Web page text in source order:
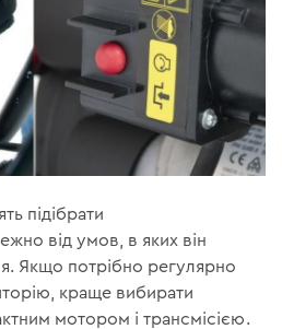
підібрати
від умов, в яких він
Якщо потрібно регулярно
краще вибирати
мотором і трансмісією.